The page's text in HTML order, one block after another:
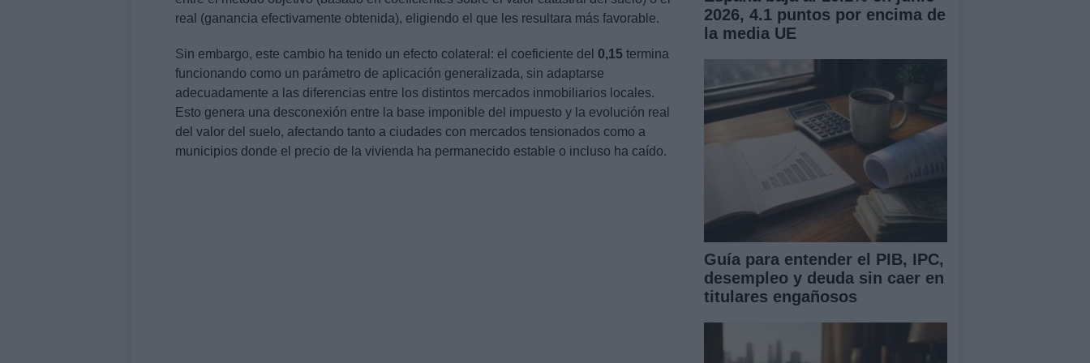
Ante esta situación, el informe propone varias medidas para adaptar el impuesto a la
realidad económica del sector promotor y reducir su impacto en el precio final de la
vivienda. Una de las propuestas es permitir la deducción de los costes de promoción y
urbanización del valor de transmisión, o incorporarlos al valor de adquisición. De este
modo, el impuesto gravaría únicamente el incremento real de valor del terreno y no los
costes de producción necesarios para transformar el suelo en vivienda.
Otra propuesta es la introducción de una bonificación obligatoria en el IIVTNU
para
empresas promotoras y constructoras, similar a la ya existente en el
2026, 4.1 puntos por encima de
la media UE
Guía para entender el PIB, IPC,
desempleo y deuda sin caer en
titulares engañosos